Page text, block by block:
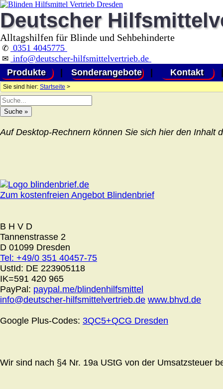
Deutscher
Alltagshilfen für Blinde und Sehbehinderte
✆ 0351 4045775
✉ info@deutscher-hilfsmittelvertrieb.de
Produkte
Sonderangebote Kontakt
Sie sind hier: Startseite >
Auf Desktop-Rechnern können Sie sich hier den Inhalt
Zum kostenfreien Angebot Blindenbrief
B H V D
Tannenstrasse 2
D 01099 Dresden
Tel: +49/0 351 40457-75
UstId: DE 223905118
IK=591 420 965
PayPal: paypal.me/blindenhilfsmittel
info@deutscher-hilfsmittelvertrieb.de www.bhvd.de
Google Plus-Codes: 3QC5+QCG Dresden
Wir sind nach §4 Nr. 19a UStG von der Umsatzsteuer